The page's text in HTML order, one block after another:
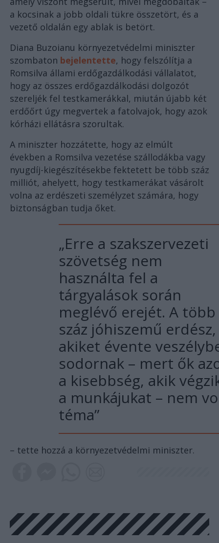
a kocsinak a jobb oldali tükre összetört, és a
vezető oldalán egy ablak is betört.
Diana Buzoianu környezetvédelmi miniszter
szombaton bejelentette, hogy felszólítja a
Romsilva állami erdőgazdálkodási vállalatot,
hogy az összes erdőgazdálkodási dolgozót
szereljék fel testkamerákkal, miután újabb két
erdőőrt úgy megvertek a fatolvajok, hogy azok
kórházi ellátásra szorultak.
A miniszter hozzátette, hogy az elmúlt
években a Romsilva vezetése szállodákba vagy
nyugdíj-kiegészítésekbe fektetett be több száz
milliót, ahelyett, hogy testkamerákat vásárolt
volna az erdészeti személyzet számára, hogy
biztonságban tudja őket.
„Erre a szakszervezeti
szövetség nem
használta fel a
tárgyalások során
meglévő erejét. A több
száz jóhiszemű erdész,
akiket évente
sodornak – mert ők
a kisebbség, akik
a munkájukat – nem
téma”
– tette hozzá a környezetvédelmi miniszter.